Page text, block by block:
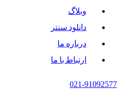
وبلاگ
دانلود سنتر
درباره ما
ارتباط با ما
021-91092577